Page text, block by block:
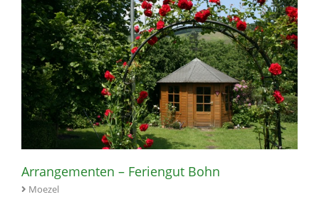
Arrangementen – Feriengut Bohn
Moezel